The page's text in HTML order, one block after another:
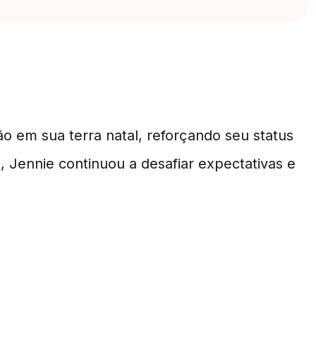
em sua terra natal, reforçando seu status
continuou a desafiar expectativas e